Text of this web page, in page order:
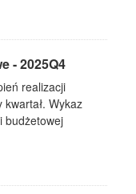
- 2025Q4
realizacji
Wykaz
budżetowej